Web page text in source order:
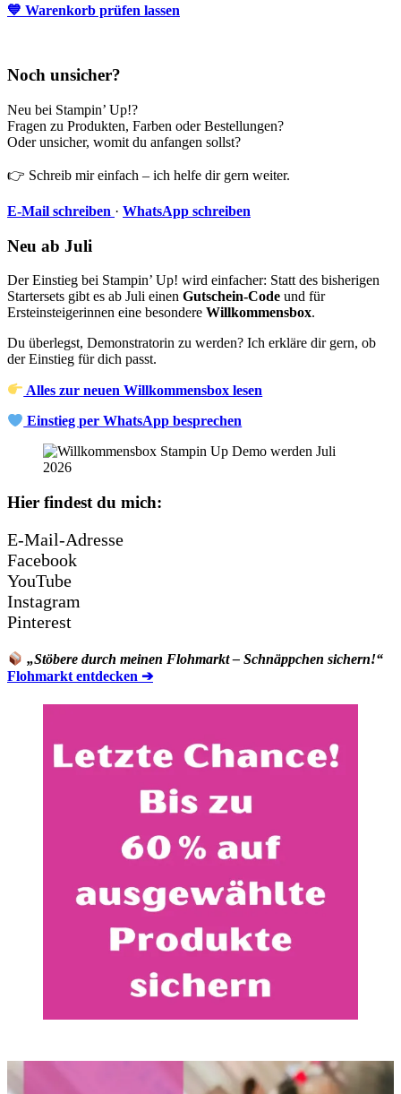
💙 Warenkorb prüfen lassen
Noch unsicher?
Neu bei Stampin’ Up!?
Fragen zu Produkten, Farben oder Bestellungen?
Oder unsicher, womit du anfangen sollst?
👉 Schreib mir einfach – ich helfe dir gern weiter.
E-Mail schreiben · WhatsApp schreiben
Neu ab Juli
Der Einstieg bei Stampin’ Up! wird einfacher: Statt des bisherigen
Startersets gibt es ab Juli einen Gutschein-Code und für
Ersteinsteigerinnen eine besondere Willkommensbox.
Du überlegst, Demonstratorin zu werden? Ich erkläre dir gern, ob
der Einstieg für dich passt.
Alles zur neuen Willkommensbox lesen
Einstieg per WhatsApp besprechen
Hier findest du mich:
E-Mail-Adresse
Facebook
YouTube
Instagram
Pinterest
„Stöbere durch meinen Flohmarkt – Schnäppchen sichern!“
Flohmarkt entdecken ➔